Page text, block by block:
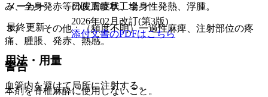
み、全身発赤等の皮膚症状、全身性発熱、浮腫。
３）． その他：（頻度不明）一過性麻痺、注射部位の疼
痛、腫脹、発赤、熱感。
警告
本剤を脊椎麻酔に使用しないこと。
メーカー
日医工岐阜工場
最終更新
2026年02月改訂(第3版)
添付文書のPDFはこちら
用法・用量
血管内を避けて局所に注射する。